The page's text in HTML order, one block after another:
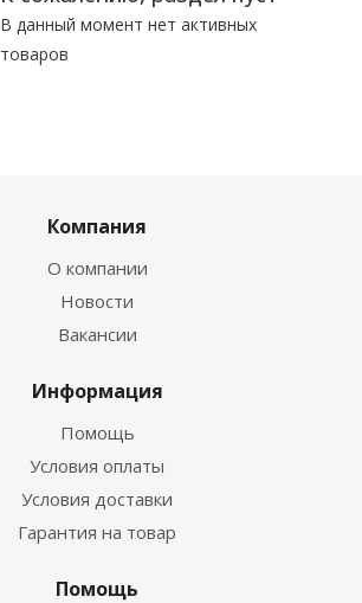
В данный момент нет активных
товаров
Компания
О компании
Новости
Вакансии
Информация
Помощь
Условия оплаты
Условия доставки
Гарантия на товар
Помощь